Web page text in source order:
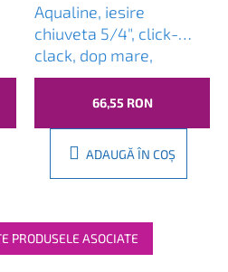
Aqualine, iesire
chiuveta 5/4", click-
clack, dop mare,
grosime 30-45mm,
crom, TF7001
66,55 RON
ADAUGĂ ÎN COŞ
PRODUSELE ASOCIATE